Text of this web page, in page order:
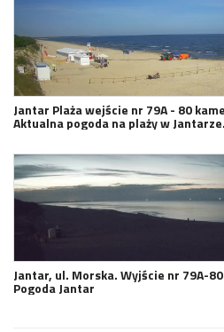
Jantar Plaża wejście nr 79A - 80
Aktualna pogoda na plaży w
Jantar, ul. Morska. Wyjście nr 79A-
Pogoda Jantar